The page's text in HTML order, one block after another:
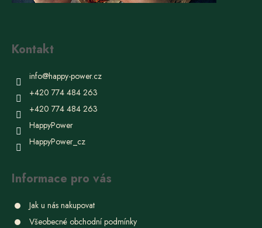
Kontakt
info@happy-power.cz
+420 774 484 263
+420 774 484 263
HappyPower
HappyPower_cz
Informace pro vás
Jak u nás nakupovat
Všeobecné obchodní podmínky